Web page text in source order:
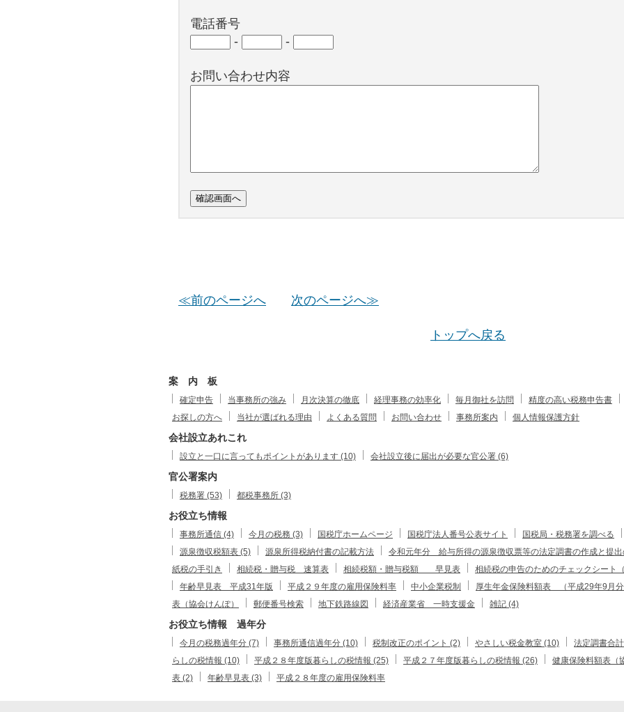
電話番号
-
-
お問い合わせ内容
≪前のページへ 次のページへ≫
トップへ戻る
案 内 板
確定申告 当事務所の強み 月次決算の徹底 経理事務の効率化 毎月御社を訪問
精度の高い税務申告書
お探しの方へ
当社が選ばれる理由 よくある質問 お問い合わせ 事務所案内 個人情報保護方針
会社設立あれこれ
設立と一口に言ってもポイントがあります (10) 会社設立後に届出が必要な官公署 (6)
官公署案内
税務署 (53) 都税事務所 (3)
お役立ち情報
事務所通信 (4) 今月の税務 (3) 国税庁ホームページ 国税庁法人番号公表サイト
国税局・税務署を調べる
源泉徴収税額表 (5)
源泉所得税納付書の記載方法
令和元年分 給与所得の源泉徴収票等の法定調書の作成と提出
紙税の手引き
相続税・贈与税 速算表 相続税額・贈与税額 早見表
相続税の申告のためのチェックシート
年齢早見表 平成31年版
平成２９年度の雇用保険料率 中小企業税制
厚生年金保険料額表 （平成29年9月
表（協会けんぽ）
郵便番号検索 地下鉄路線図 経済産業省 一時支援金 雑記 (4)
お役立ち情報 過年分
今月の税務過年分 (7) 事務所通信過年分 (10) 税制改正のポイント (2) やさしい税金教室 (10)
法定調書合
らしの税情報 (10)
平成２８年度版暮らしの税情報 (25) 平成２７年度版暮らしの税情報 (26)
健康保険料額表（
表 (2)
年齢早見表 (3) 平成２８年度の雇用保険料率